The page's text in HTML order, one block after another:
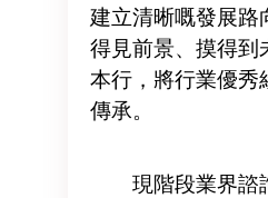
建立清晰嘅發展路
得見前景、摸得到
本行，將行業優秀
傳承。
現階段業界諮